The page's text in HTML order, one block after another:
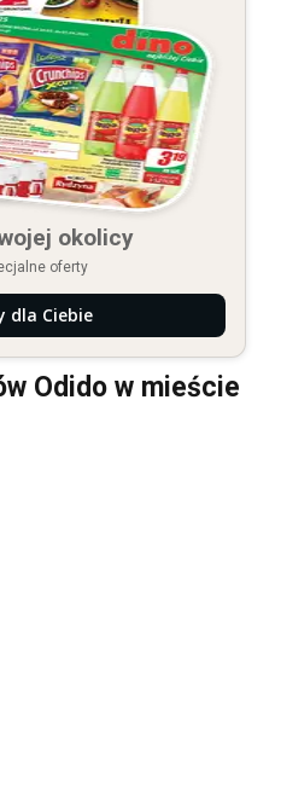
okolicy
oferty
dla Ciebie
Odido w mieście